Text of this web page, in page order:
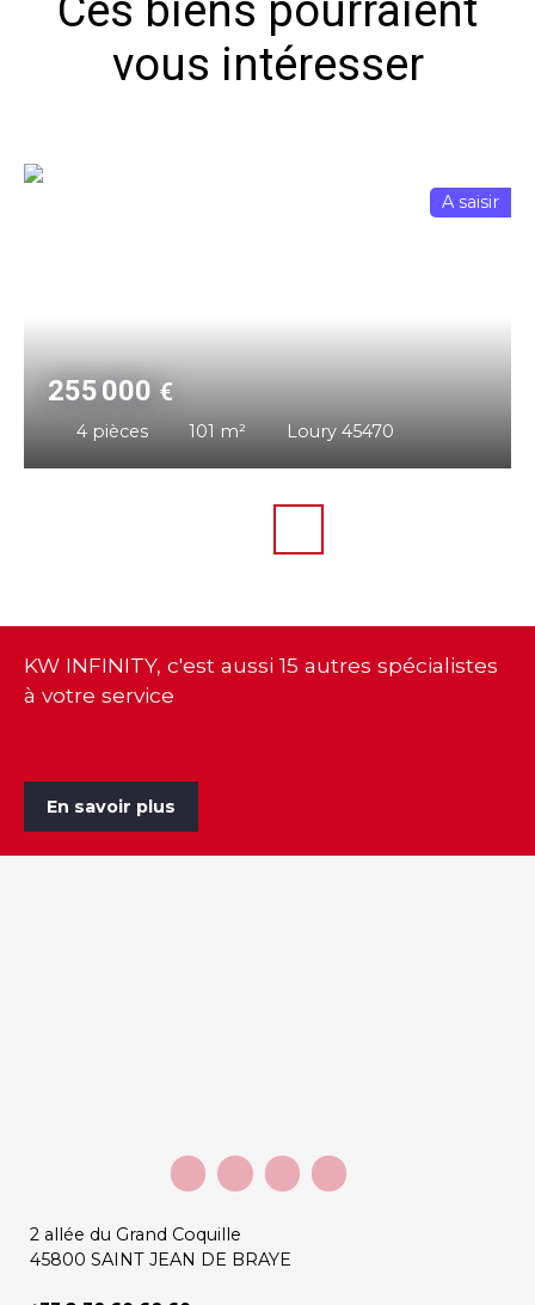
Ces biens pourraient
vous intéresser
255 000€
4 pièces 101 m² Loury 45470
A saisir
KW INFINITY, c'est aussi 15 autres spécialistes
à votre service
En savoir plus
2 allée du Grand Coquille
45800 SAINT JEAN DE BRAYE